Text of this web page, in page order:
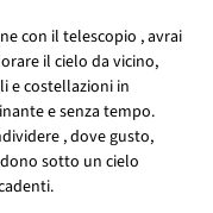
con il telescopio , avrai
il cielo da vicino,
e costellazioni in
e senza tempo.
, dove gusto,
sotto un cielo